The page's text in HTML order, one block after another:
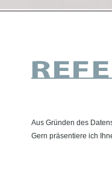
Aus Gründen des
Gern präsentiere ich